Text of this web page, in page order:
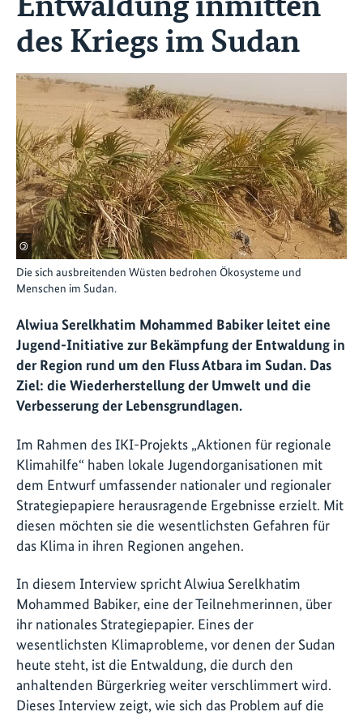
des Kriegs im Sudan
©
Die sich ausbreitenden Wüsten bedrohen Ökosysteme und
Menschen im Sudan.
Alwiua Serelkhatim Mohammed Babiker leitet eine
Jugend-Initiative zur Bekämpfung der Entwaldung in
der Region rund um den Fluss Atbara im Sudan. Das
Ziel: die Wiederherstellung der Umwelt und die
Verbesserung der Lebensgrundlagen.
Im Rahmen des IKI-Projekts „Aktionen für regionale
Klimahilfe“ haben lokale Jugendorganisationen mit
dem Entwurf umfassender nationaler und regionaler
Strategiepapiere herausragende Ergebnisse erzielt. Mit
diesen möchten sie die wesentlichsten Gefahren für
das Klima in ihren Regionen angehen.
In diesem Interview spricht Alwiua Serelkhatim
Mohammed Babiker, eine der Teilnehmerinnen, über
ihr nationales Strategiepapier. Eines der
wesentlichsten Klimaprobleme, vor denen der Sudan
heute steht, ist die Entwaldung, die durch den
anhaltenden Bürgerkrieg weiter verschlimmert wird.
Dieses Interview zeigt, wie sich das Problem auf die